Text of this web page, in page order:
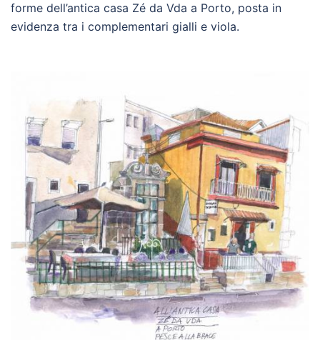
forme dell’antica casa Zé da Vda a Porto, posta in
evidenza tra i complementari gialli e viola.